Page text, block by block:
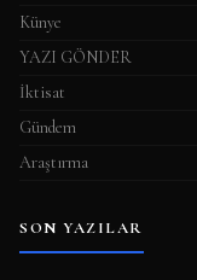
Künye
YAZI GÖNDER
İktisat
Gündem
Araştırma
SON YAZILAR